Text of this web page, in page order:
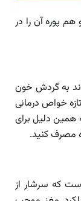
پوره آن را در
به گردش خون
خواص درمانی
همین دلیل برای
مصرف کنید.
که سرشار از